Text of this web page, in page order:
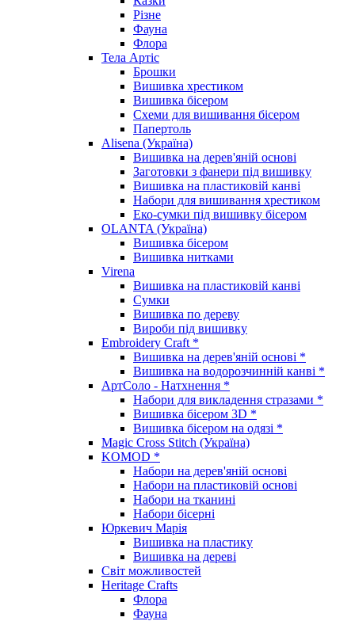
Різне
Фауна
Флора
Тела Артіс
Брошки
Вишивка хрестиком
Вишивка бісером
Схеми для вишивання бісером
Папертоль
Alisena (Україна)
Вишивка на дерев'яній основі
Заготовки з фанери під вишивку
Вишивка на пластиковій канві
Набори для вишивання хрестиком
Еко-сумки під вишивку бісером
OLANTA (Україна)
Вишивка бісером
Вишивка нитками
Virena
Вишивка на пластиковій канві
Сумки
Вишивка по дереву
Вироби під вишивку
Embroidery Craft *
Вишивка на дерев'яній основі *
Вишивка на водорозчинній канві *
АртСоло - Натхнення *
Набори для викладення стразами *
Вишивка бісером 3D *
Вишивка бісером на одязі *
Magic Cross Stitch (Україна)
KOMOD *
Набори на дерев'яній основі
Набори на пластиковій основі
Набори на тканині
Набори бісерні
Юркевич Марія
Вишивка на пластику
Вишивка на дереві
Світ можливостей
Heritage Crafts
Флора
Фауна